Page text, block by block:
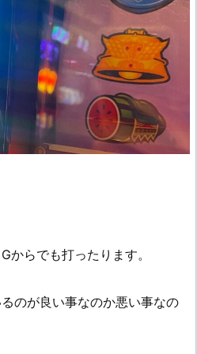
からでも打ったります。
のが良い事なのか悪い事なの